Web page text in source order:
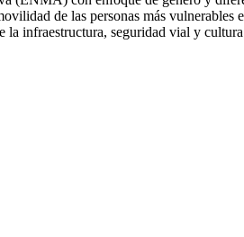
de las personas más
infraestructura, seguridad vial y